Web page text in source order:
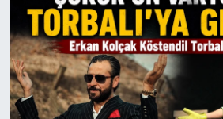
İzmir Trafik Yoğunluk
Süper Lig Puan Durumu ve
Tüm Manşetler